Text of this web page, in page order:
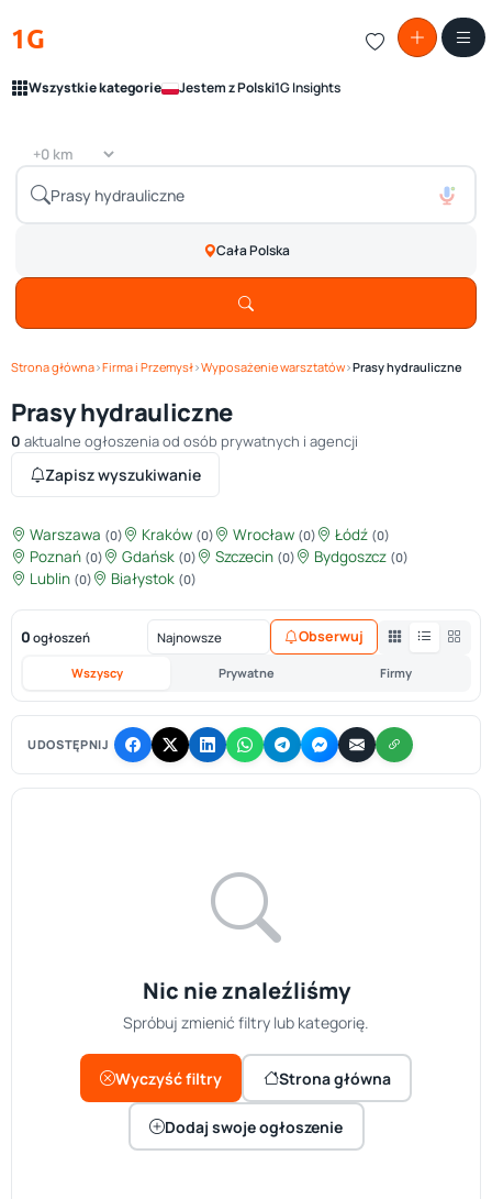
1G
Wszystkie kategorie Jestem z Polski1G Insights
Cała Polska
Strona główna›Firma i Przemysł›Wyposażenie warsztatów›Prasy hydrauliczne
Prasy hydrauliczne
0 aktualne ogłoszenia od osób prywatnych i agencji
Zapisz wyszukiwanie
Warszawa (0) Kraków (0) Wrocław (0) Łódź (0)
Poznań (0) Gdańsk (0) Szczecin (0) Bydgoszcz (0)
Lublin (0) Białystok (0)
0 ogłoszeń
Wszyscy Prywatne Firmy
Obserwuj
UDOSTĘPNIJ
Nic nie znaleźliśmy
Spróbuj zmienić filtry lub kategorię.
Wyczyść filtry Strona główna
Dodaj swoje ogłoszenie